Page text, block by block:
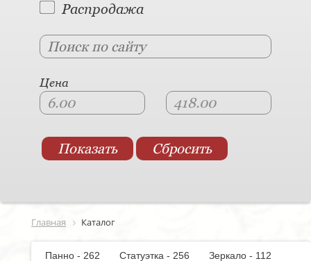
Распродажа
Цена
Главная Каталог
Панно - 262 Статуэтка - 256
Зеркало - 112